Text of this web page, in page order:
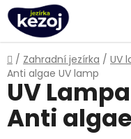
Přejít
na
obsah
Domů
/ Zahradní jezírka / UV
Anti algae UV lamp
UV
Anti